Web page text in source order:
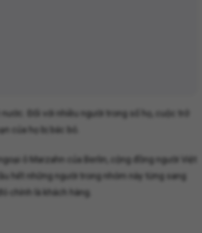
Đối với nhiều người trong số họ, cuộc trở
của họ bị bác bỏ.
ô Marzahn của Berlin, cộng đồng người Việt
hết những người trong nhóm này từng sang
chính là khách hàng.